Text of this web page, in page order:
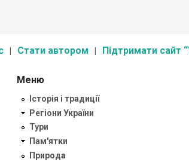
Стати автором Підтримати сайт
Меню
Історія і традиції
Регіони України
Тури
Пам'ятки
Природа